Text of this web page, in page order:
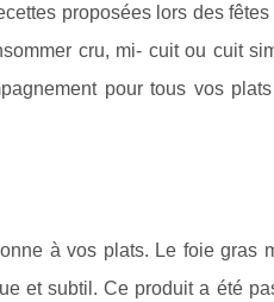
proposées lors des
cru, mi- cuit ou cuit
pour tous vos
à vos plats. Le foie gras
et subtil. Ce produit a été